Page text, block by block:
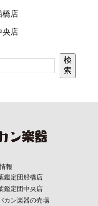
橋店
央店
検
索
報
鑑定団船橋店
鑑定団中央店
カン楽器の売場